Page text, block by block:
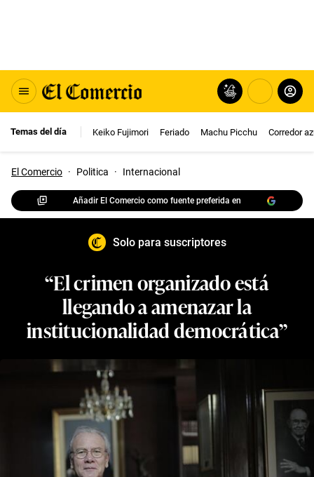
Temas del día Keiko Fujimori Feriado Machu Picchu Corredor
El Comercio · Politica · Internacional
Añadir El Comercio como fuente preferida en
Solo para suscriptores
“El crimen organizado está
llegando a amenazar la
institucionalidad democrática”